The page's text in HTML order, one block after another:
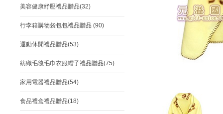
美容健康紓壓禮品贈品(32)
行李箱購物袋包包禮品贈品 (90)
運動休閒禮品贈品(53)
紡織毛毯毛巾衣服帽子禮品贈品(75)
家用電器禮品贈品(54)
食品禮盒禮品贈品(18)